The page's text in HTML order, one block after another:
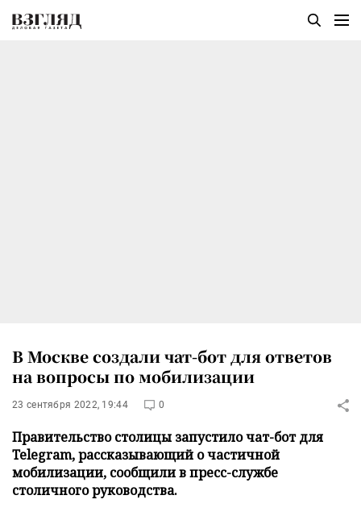
В Москве создали чат-бот для ответов
на вопросы по мобилизации
23 сентября 2022, 19:44 0
Правительство столицы запустило чат-бот для
Telegram, рассказывающий о частичной
мобилизации, сообщили в пресс-службе
столичного руководства.